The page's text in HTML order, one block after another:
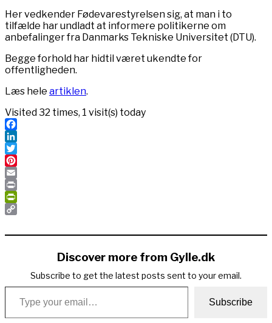
Her vedkender Fødevarestyrelsen sig, at man i to
tilfælde har undladt at informere politikerne om
anbefalinger fra Danmarks Tekniske Universitet (DTU).
Begge forhold har hidtil været ukendte for
offentligheden.
Læs hele artiklen.
Visited 32 times, 1 visit(s) today
Facebook
LinkedIn
Twitter
Pinterest
Email
Print
PrintFriendly
Link
Discover more from Gylle.dk
Subscribe to get the latest posts sent to your email.
Type your email…
Subscribe